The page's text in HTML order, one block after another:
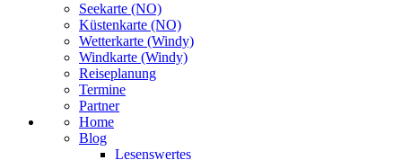
Seekarte (NO)
Küstenkarte (NO)
Wetterkarte (Windy)
Windkarte (Windy)
Reiseplanung
Termine
Partner
Home
Blog
Lesenswertes